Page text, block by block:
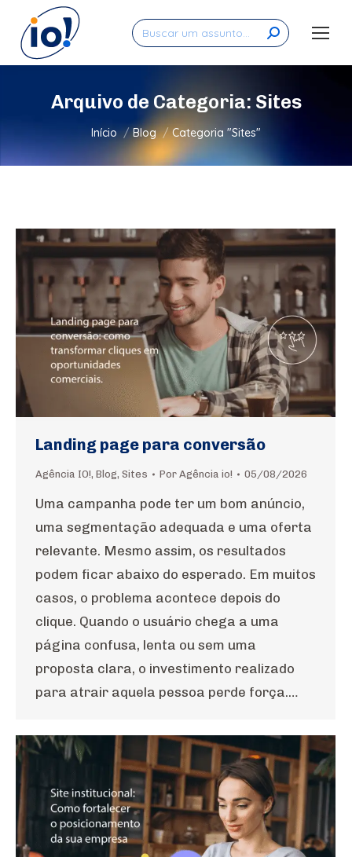
Search:
Arquivo de Categoria: Sites
Você está aqui:
Início Blog Categoria "Sites"
Landing page para conversão
Agência IO!, Blog, Sites Por Agência io! 05/08/2026
Uma campanha pode ter um bom anúncio,
uma segmentação adequada e uma oferta
relevante. Mesmo assim, os resultados
podem ficar abaixo do esperado. Em muitos
casos, o problema acontece depois do
clique. Quando o usuário chega a uma
página confusa, lenta ou sem uma
proposta clara, o investimento realizado
para atrair aquela pessoa perde força.…